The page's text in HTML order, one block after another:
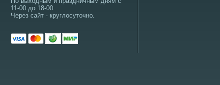
11-00 до 18-00
Через сайт - круглосуточно.